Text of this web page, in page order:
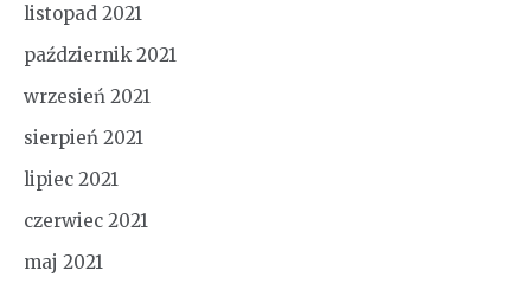
listopad 2021
październik 2021
wrzesień 2021
sierpień 2021
lipiec 2021
czerwiec 2021
maj 2021